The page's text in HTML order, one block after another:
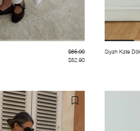
$52.90
$65.00 Siyah Kate